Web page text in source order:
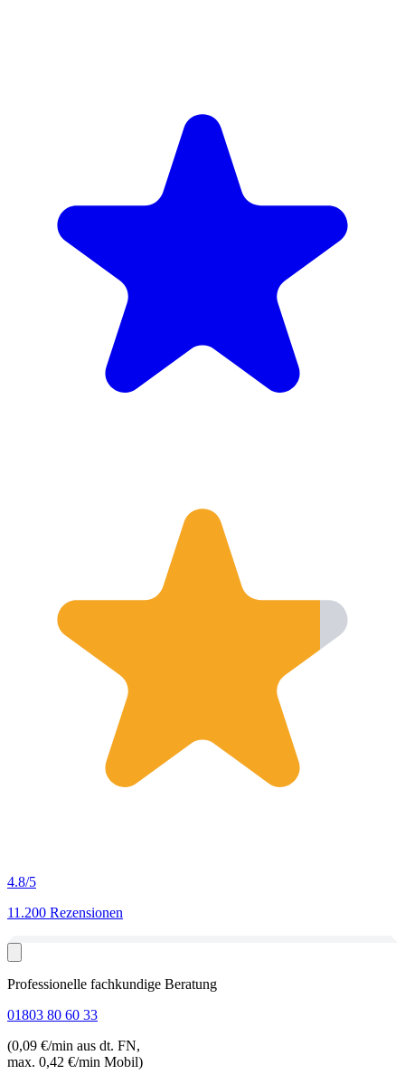
4.8/5
11.200 Rezensionen
Professionelle fachkundige Beratung
01803 80 60 33
(0,09 €/min aus dt. FN,
max. 0,42 €/min Mobil)